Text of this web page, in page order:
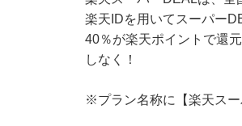
楽天IDを用いてスーパー
40％が楽天ポイントで還
しなく！
※プラン名称に【楽天スー